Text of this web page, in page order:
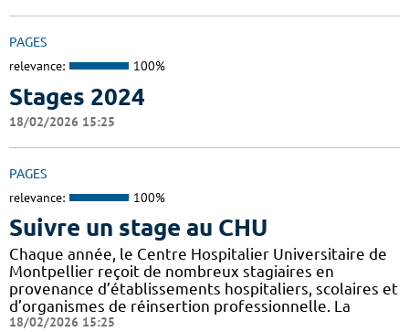
PAGES
relevance: 100%
Stages 2024
18/02/2026 15:25
PAGES
relevance: 100%
Suivre un stage au CHU
Chaque année, le Centre Hospitalier Universitaire de
Montpellier reçoit de nombreux stagiaires en
provenance d’établissements hospitaliers, scolaires et
d’organismes de réinsertion professionnelle. La
18/02/2026 15:25